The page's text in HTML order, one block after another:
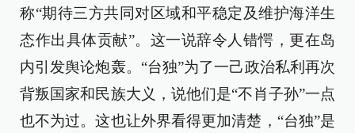
称“期待三方共同对区域和平稳定及维护海洋生
态作出具体贡献”。这一说辞令人错愕，更在岛
内引发舆论炮轰。“台独”为了一己政治私利再次
背叛国家和民族大义，说他们是“不肖子孙”一点
也不为过。这也让外界看得更加清楚，“台独”是